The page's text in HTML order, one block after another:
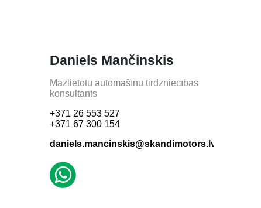
Daniels Mančinskis
Mazlietotu automašīnu tirdzniecības
konsultants
+371 26 553 527
+371 67 300 154
daniels.mancinskis@skandimotors.lv